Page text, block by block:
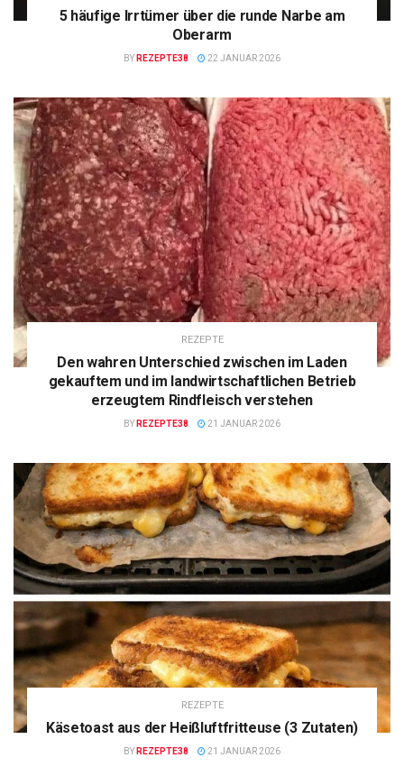
5 häufige Irrtümer über die runde Narbe am
Oberarm
BY REZEPTE38 22 JANUAR 2026
REZEPTE
Den wahren Unterschied zwischen im Laden
gekauftem und im landwirtschaftlichen Betrieb
erzeugtem Rindfleisch verstehen
BY REZEPTE38 21 JANUAR 2026
REZEPTE
Käsetoast aus der Heißluftfritteuse (3 Zutaten)
BY REZEPTE38 21 JANUAR 2026